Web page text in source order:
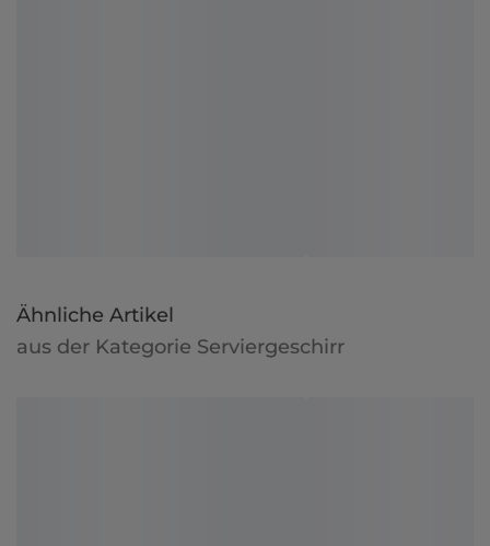
Ähnliche Artikel
aus der Kategorie Serviergeschirr